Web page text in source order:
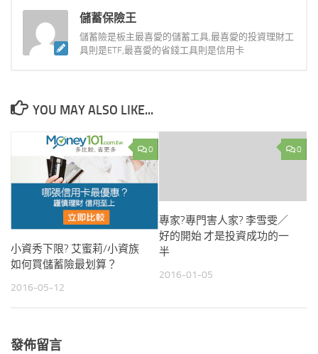
儲蓄保險王
儲蓄險是板主最喜愛的儲蓄工具,最喜愛的投資理財工
具則是ETF,最喜愛的省錢工具則是信用卡
YOU MAY ALSO LIKE...
0
小資秀下限? 艾蜜莉/小資族
如何買儲蓄險最划算？
2016-05-12
0
專家?專門害人家? 李雪雯／
好的開始 才是投資成功的一
半
2016-01-05
發佈留言